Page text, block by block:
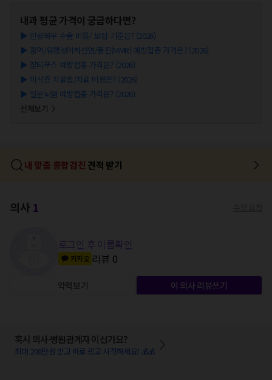
내과 평균 가격이 궁금하다면?
▶ 인공와우 수술 비용/ 보험 기준은? (2026)
▶ 홍역/유행성이하선염/풍진(MMR) 예방접종 가격은? (2026)
▶ 장티푸스 예방접종 가격은? (2026)
▶ 이석증 치료법/치료 비용은? (2026)
▶ 일본뇌염 예방접종 가격은? (2026)
전체보기
내 맞춤 종합검진 견적 받기
의사 1
로그인 후 이름확인
카카오 리뷰 0
약력보기 이 의사 리뷰쓰기
혹시 의사·병원관계자 이신가요?
최대 200만원 받고 바로 광고 시작하세요! 💰💰